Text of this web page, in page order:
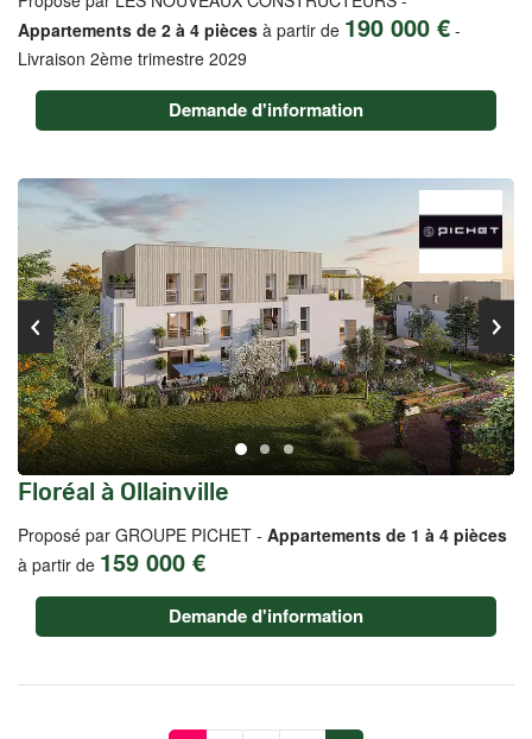
Appartements de 2 à 4 pièces à partir de 190 000 € -
Livraison 2ème trimestre 2029
Demande d'information
Floréal à Ollainville
Proposé par GROUPE PICHET - Appartements de 1 à 4 pièces
à partir de 159 000 €
Demande d'information